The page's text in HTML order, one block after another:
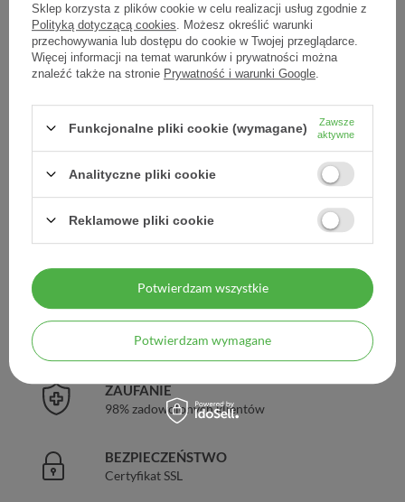
- + Dodaj do koszyka
Dodaj do listy zakupowej
DOŚWIADCZENIE
Legalna apteka od 2006 r.
ZAUFANIE
98% zadowolonych klientów
BEZPIECZEŃSTWO
Certyfikat SSL
Sklep korzysta z plików cookie w celu realizacji usług zgodnie z
Polityką dotyczącą cookies . Możesz określić warunki
przechowywania lub dostępu do cookie w Twojej przeglądarce.
Więcej informacji na temat warunków i prywatności można
znaleźć także na stronie Prywatność i warunki Google
Funkcjonalne pliki cookie (wymagane)
Zawsze
aktywne
Analityczne pliki cookie
Reklamowe pliki cookie
Potwierdzam wymagane
Potwierdzam wszystkie